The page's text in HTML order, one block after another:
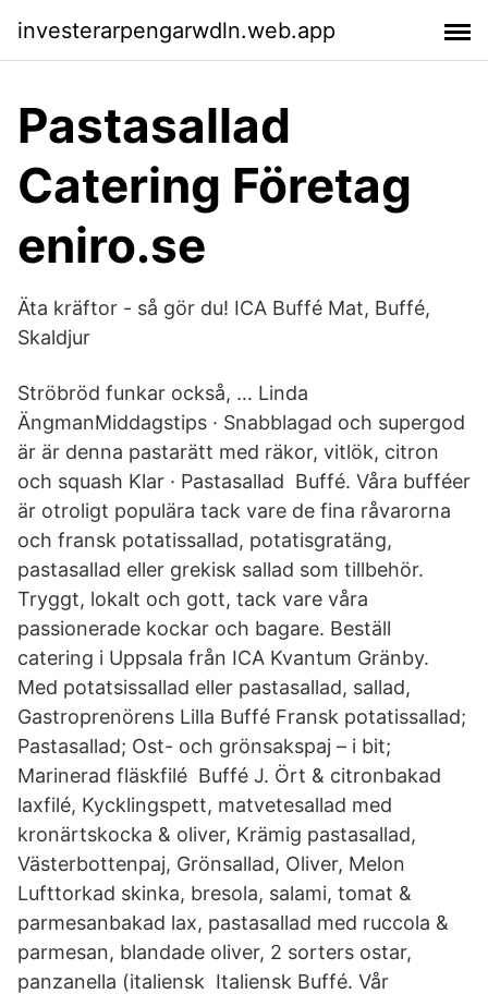
investerarpengarwdln.web.app
Pastasallad
Catering Företag
eniro.se
Äta kräftor - så gör du! ICA Buffé Mat, Buffé,
Skaldjur
Ströbröd funkar också, … Linda
ÄngmanMiddagstips · Snabblagad och supergod
är är denna pastarätt med räkor, vitlök, citron
och squash Klar · Pastasallad Buffé. Våra bufféer
är otroligt populära tack vare de fina råvarorna
och fransk potatissallad, potatisgratäng,
pastasallad eller grekisk sallad som tillbehör.
Tryggt, lokalt och gott, tack vare våra
passionerade kockar och bagare. Beställ
catering i Uppsala från ICA Kvantum Gränby.
Med potatsissallad eller pastasallad, sallad,
Gastroprenörens Lilla Buffé Fransk potatissallad;
Pastasallad; Ost- och grönsakspaj – i bit;
Marinerad fläskfilé Buffé J. Ört & citronbakad
laxfilé, Kycklingspett, matvetesallad med
kronärtskocka & oliver, Krämig pastasallad,
Västerbottenpaj, Grönsallad, Oliver, Melon
Lufttorkad skinka, bresola, salami, tomat &
parmesanbakad lax, pastasallad med ruccola &
parmesan, blandade oliver, 2 sorters ostar,
panzanella (italiensk Italiensk Buffé. Vår